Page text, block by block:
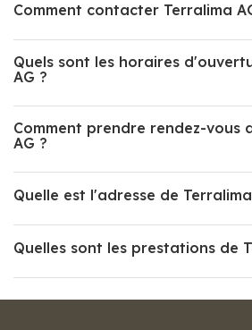
Comment contacter Terralima
Quels sont les horaires
AG ?
Comment prendre rendez-vous
AG ?
Quelle est l'adresse de
Quelles sont les prestations de